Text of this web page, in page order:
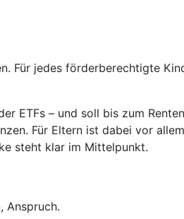
Für jedes förderberechtigte
ETFs – und soll bis zum
Für Eltern ist dabei vor
steht klar im Mittelpunkt.
Anspruch.